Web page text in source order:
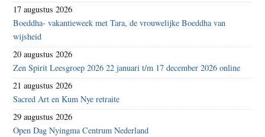
17 augustus 2026
Boeddha- vakantieweek met Tara, de vrouwelijke Boeddha van
wijsheid
20 augustus 2026
Zen Spirit Leesgroep 2026 22 januari t/m 17 december 2026 online
21 augustus 2026
Sacred Art en Kum Nye retraite
29 augustus 2026
Open Dag Nyingma Centrum Nederland